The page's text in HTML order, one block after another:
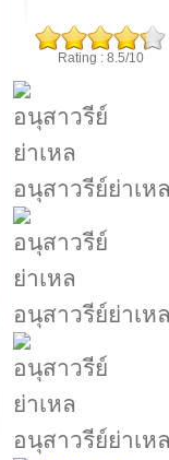
Rating : 8.5/10
อนุสาวรีย์ย่าเห
อนุสาวรีย์ย่าเห
อนุสาวรีย์ย่าเห